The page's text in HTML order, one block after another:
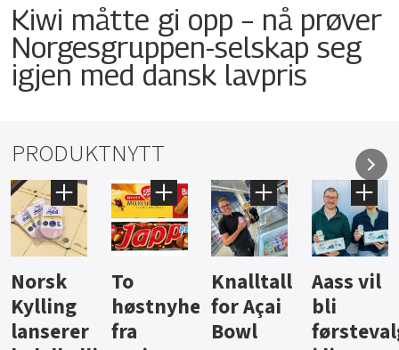
Kiwi måtte gi opp – nå prøver
Norgesgruppen-selskap seg
igjen med dansk lavpris
PRODUKTNYTT
Knalltall
for Açai
Bowl
Aass vil
bli
førstevalg
Brus og
jus fra
Berentsen
Hard
iste fra
Hansa